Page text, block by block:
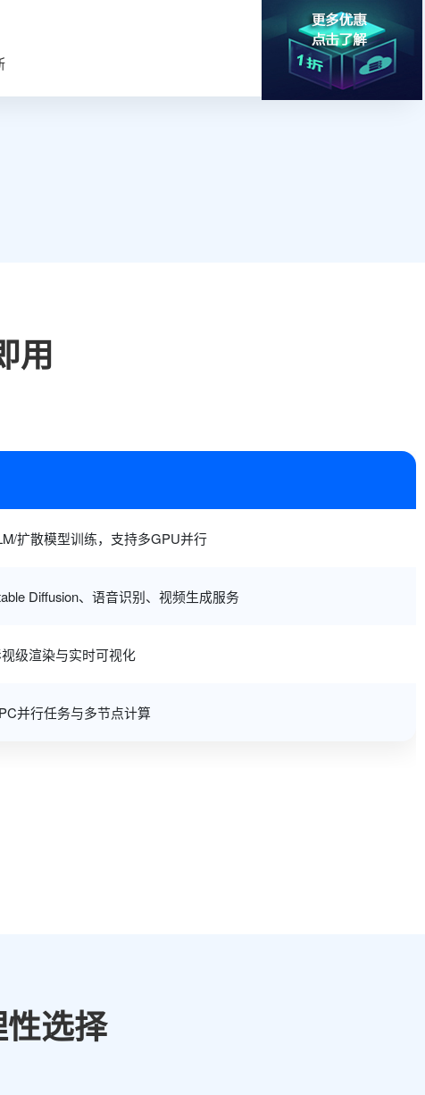
用
扩散模型训练，支持多GPU并行
Diffusion、语音识别、视频生成服务
级渲染与实时可视化
并行任务与多节点计算
选择